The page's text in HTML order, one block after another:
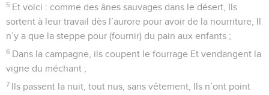
5 Et voici : comme des ânes sauvages dans le désert, Ils
sortent à leur travail dès l’aurore pour avoir de la nourriture, Il
n’y a que la steppe pour (fournir) du pain aux enfants ;
6 Dans la campagne, ils coupent le fourrage Et vendangent la
vigne du méchant ;
7 Ils passent la nuit, tout nus, sans vêtement, Ils n’ont point